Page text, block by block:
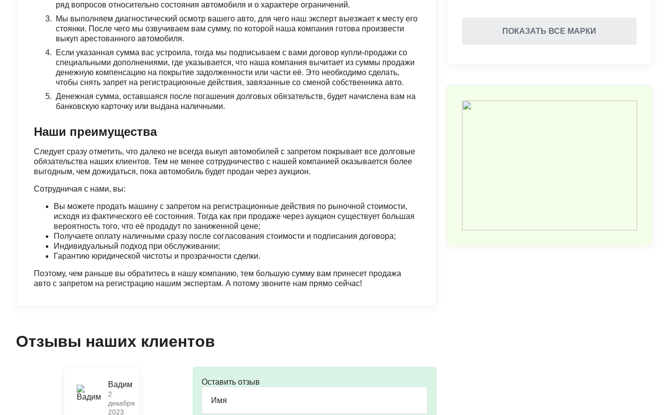
ряд вопросов относительно состояния автомобиля и о характере ограничений.
Мы выполняем диагностический осмотр вашего авто, для чего наш эксперт выезжает к месту его
стоянки. После чего мы озвучиваем вам сумму, по которой наша компания готова произвести
выкуп арестованного автомобиля.
Если указанная сумма вас устроила, тогда мы подписываем с вами договор купли-продажи со
специальными дополнениями, где указывается, что наша компания вычитает из суммы продажи
денежную компенсацию на покрытие задолженности или части её. Это необходимо сделать,
чтобы снять запрет на регистрационные действия, завязанные со сменой собственника авто.
Денежная сумма, оставшаяся после погашения долговых обязательств, будет начислена вам на
банковскую карточку или выдана наличными.
Наши преимущества
Следует сразу отметить, что далеко не всегда выкуп автомобилей с запретом покрывает все долговые
обязательства наших клиентов. Тем не менее сотрудничество с нашей компанией оказывается более
выгодным, чем дожидаться, пока автомобиль будет продан через аукцион.
Сотрудничая с нами, вы:
Вы можете продать машину с запретом на регистрационные действия по рыночной стоимости,
исходя из фактического еë состояния. Тогда как при продаже через аукцион существует большая
вероятность того, что eë продадут по заниженной цене;
Получаете оплату наличными сразу после согласования стоимости и подписания договора;
Индивидуальный подход при обслуживании;
Гарантию юридической чистоты и прозрачности сделки.
Поэтому, чем раньше вы обратитесь в нашу компанию, тем большую сумму вам принесет продажа
авто с запретом на регистрацию нашим экспертам. А потому звоните нам прямо сейчас!
Отзывы наших клиентов
Вадим
2
декабря
2023
Оставить отзыв
ПОКАЗАТЬ ВСЕ МАРКИ